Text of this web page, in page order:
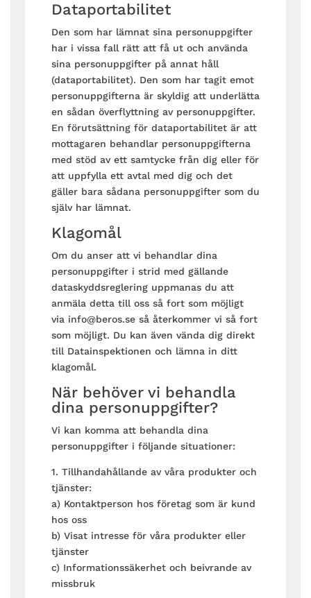
Dataportabilitet
Den som har lämnat sina personuppgifter
har i vissa fall rätt att få ut och använda
sina personuppgifter på annat håll
(dataportabilitet). Den som har tagit emot
personuppgifterna är skyldig att underlätta
en sådan överflyttning av personuppgifter.
En förutsättning för dataportabilitet är att
mottagaren behandlar personuppgifterna
med stöd av ett samtycke från dig eller för
att uppfylla ett avtal med dig och det
gäller bara sådana personuppgifter som du
själv har lämnat.
Klagomål
Om du anser att vi behandlar dina
personuppgifter i strid med gällande
dataskyddsreglering uppmanas du att
anmäla detta till oss så fort som möjligt
via info@beros.se så återkommer vi så fort
som möjligt. Du kan även vända dig direkt
till Datainspektionen och lämna in ditt
klagomål.
När behöver vi behandla
dina personuppgifter?
Vi kan komma att behandla dina
personuppgifter i följande situationer:
1. Tillhandahållande av våra produkter och
tjänster:
a) Kontaktperson hos företag som är kund
hos oss
b) Visat intresse för våra produkter eller
tjänster
c) Informationssäkerhet och beivrande av
missbruk